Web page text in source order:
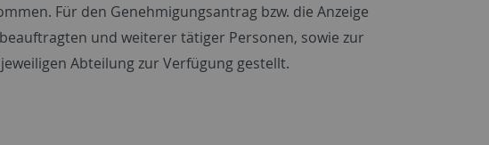
Für den Genehmigungsantrag bzw. die Anzeige
und weiterer tätiger Personen, sowie zur
Abteilung zur Verfügung gestellt.